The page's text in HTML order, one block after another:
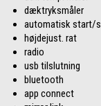
dæktryksmåler
automatisk start/
højdejust. rat
radio
usb tilslutning
bluetooth
app connect